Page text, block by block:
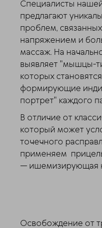
Специалисты
предлагают
проблем,
напряжением и
массаж. На
выявляет "мышцы-
которых
формирующие
портрет" каждого
В отличие от
который может
точечного
применяем
— ишемизирующая
Освобождение от